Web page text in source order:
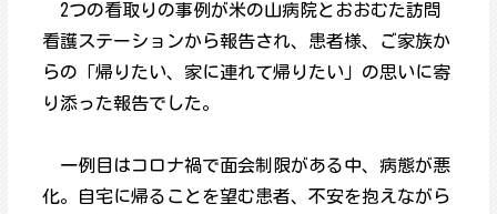
2つの看取りの事例が米の山病院とおおむた訪問
看護ステーションから報告され、患者様、ご家族か
らの「帰りたい、家に連れて帰りたい」の思いに寄
り添った報告でした。
一例目はコロナ禍で面会制限がある中、病態が悪
化。自宅に帰ることを望む患者、不安を抱えながら